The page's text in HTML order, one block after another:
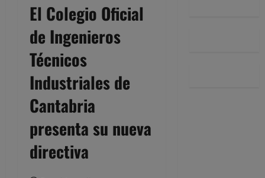
El Colegio Oficial
de Ingenieros
Técnicos
Industriales de
Cantabria
presenta su nueva
directiva